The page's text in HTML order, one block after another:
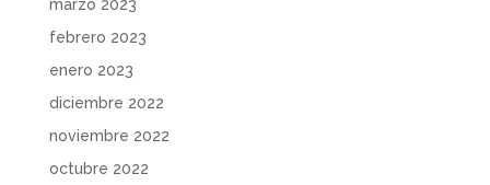
marzo 2023
febrero 2023
enero 2023
diciembre 2022
noviembre 2022
octubre 2022